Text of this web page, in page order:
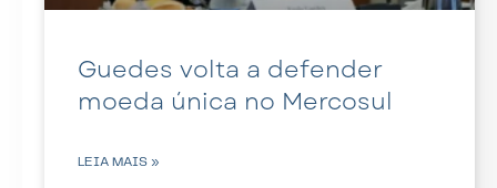
Guedes volta a defender
moeda única no Mercosul
LEIA MAIS »